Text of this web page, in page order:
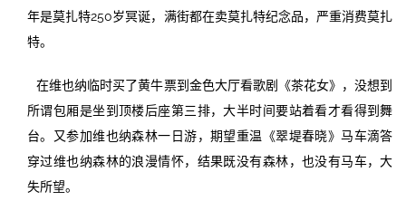
年是莫扎特250岁冥诞，满街都在卖莫扎特纪念品，严重消费莫扎
特。
在维也纳临时买了黄牛票到金色大厅看歌剧《茶花女》，没想到
所谓包厢是坐到顶楼后座第三排，大半时间要站着看才看得到舞
台。又参加维也纳森林一日游，期望重温《翠堤春晓》马车滴答
穿过维也纳森林的浪漫情怀，结果既没有森林，也没有马车，大
失所望。